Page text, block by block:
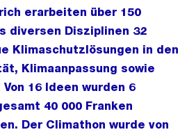
erarbeiten über 150
diversen Disziplinen 32
Klimaschutzlösungen in den
Klimaanpassung sowie
16 Ideen wurden 6
40 000 Franken
Der Climathon wurde von